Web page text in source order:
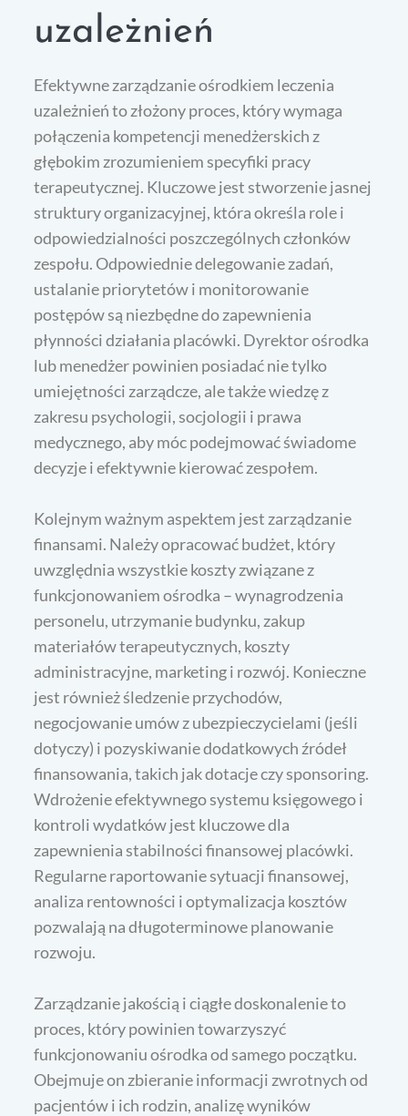
uzależnień
Efektywne zarządzanie ośrodkiem leczenia
uzależnień to złożony proces, który wymaga
połączenia kompetencji menedżerskich z
głębokim zrozumieniem specyfiki pracy
terapeutycznej. Kluczowe jest stworzenie jasnej
struktury organizacyjnej, która określa role i
odpowiedzialności poszczególnych członków
zespołu. Odpowiednie delegowanie zadań,
ustalanie priorytetów i monitorowanie
postępów są niezbędne do zapewnienia
płynności działania placówki. Dyrektor ośrodka
lub menedżer powinien posiadać nie tylko
umiejętności zarządcze, ale także wiedzę z
zakresu psychologii, socjologii i prawa
medycznego, aby móc podejmować świadome
decyzje i efektywnie kierować zespołem.
Kolejnym ważnym aspektem jest zarządzanie
finansami. Należy opracować budżet, który
uwzględnia wszystkie koszty związane z
funkcjonowaniem ośrodka – wynagrodzenia
personelu, utrzymanie budynku, zakup
materiałów terapeutycznych, koszty
administracyjne, marketing i rozwój. Konieczne
jest również śledzenie przychodów,
negocjowanie umów z ubezpieczycielami (jeśli
dotyczy) i pozyskiwanie dodatkowych źródeł
finansowania, takich jak dotacje czy sponsoring.
Wdrożenie efektywnego systemu księgowego i
kontroli wydatków jest kluczowe dla
zapewnienia stabilności finansowej placówki.
Regularne raportowanie sytuacji finansowej,
analiza rentowności i optymalizacja kosztów
pozwalają na długoterminowe planowanie
rozwoju.
Zarządzanie jakością i ciągłe doskonalenie to
proces, który powinien towarzyszyć
funkcjonowaniu ośrodka od samego początku.
Obejmuje on zbieranie informacji zwrotnych od
pacjentów i ich rodzin, analizę wyników